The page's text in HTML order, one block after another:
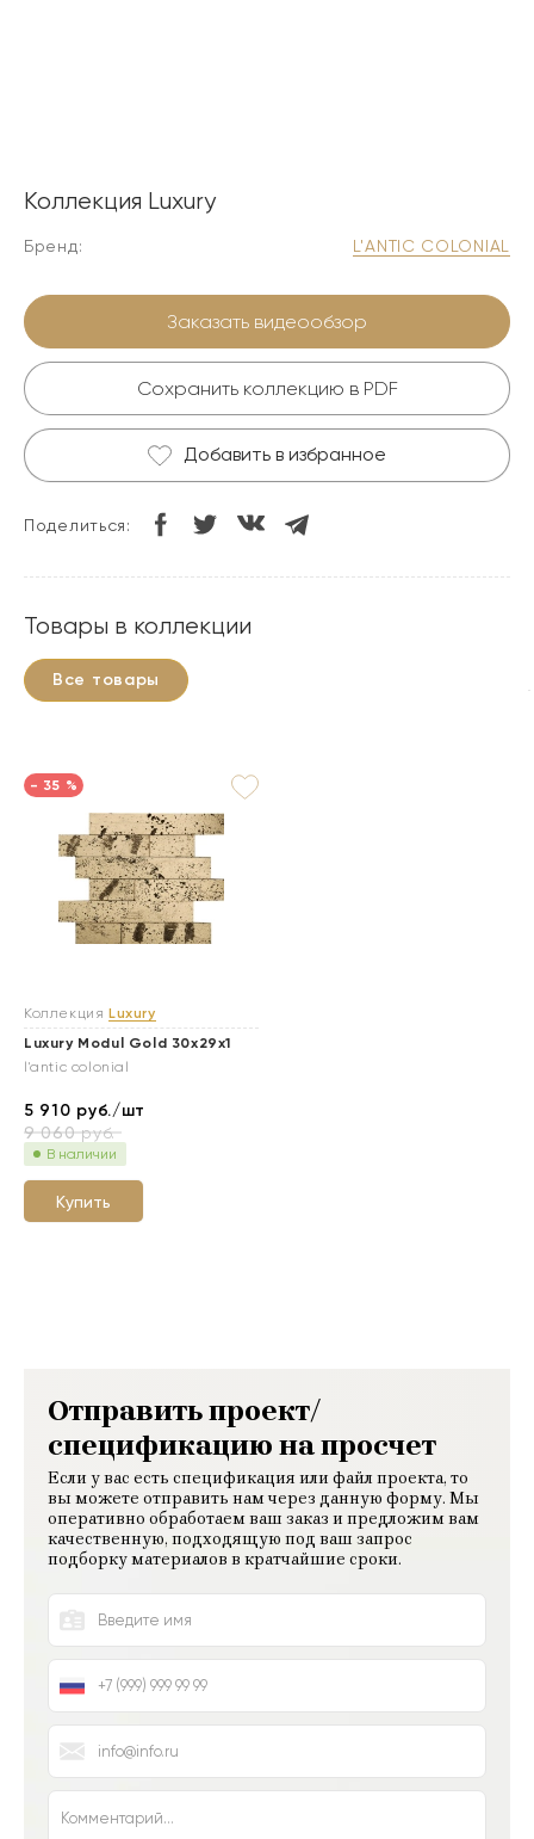
Коллекция Luxury
Бренд: L'ANTIC COLONIAL
Заказать видеообзор
Сохранить коллекцию в PDF
Добавить в избранное
Поделиться:
Товары в коллекции
Все товары
- 35 %
Коллекция Luxury
Luxury Modul Gold 30x29x1
l'antic colonial
5 910 руб./шт
9 060руб.
В наличии
Купить
Отправить проект/
спецификацию на просчет
Если у вас есть спецификация или файл проекта, то
вы можете отправить нам через данную форму. Мы
оперативно обработаем ваш заказ и предложим вам
качественную, подходящую под ваш запрос
подборку материалов в кратчайшие сроки.